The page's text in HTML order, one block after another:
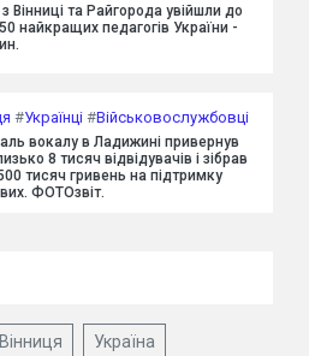
з Вінниці та Райгорода увійшли до
найкращих педагогів України -
#Українці #Військовослужбовці
вокалу в Ладижині привернув
8 тисяч відвідувачів і зібрав
тисяч гривень на підтримку
ФОТОзвіт.
Вінниця Україна